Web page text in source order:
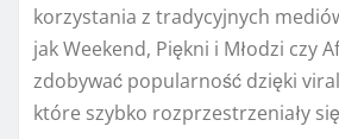
korzystania z tradycyjnych
jak Weekend, Piękni i Młodzi czy
zdobywać popularność dzięki
które szybko rozprzestrzeniały